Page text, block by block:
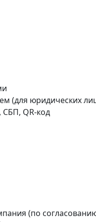
(для юридических
СБП, QR-код
(по